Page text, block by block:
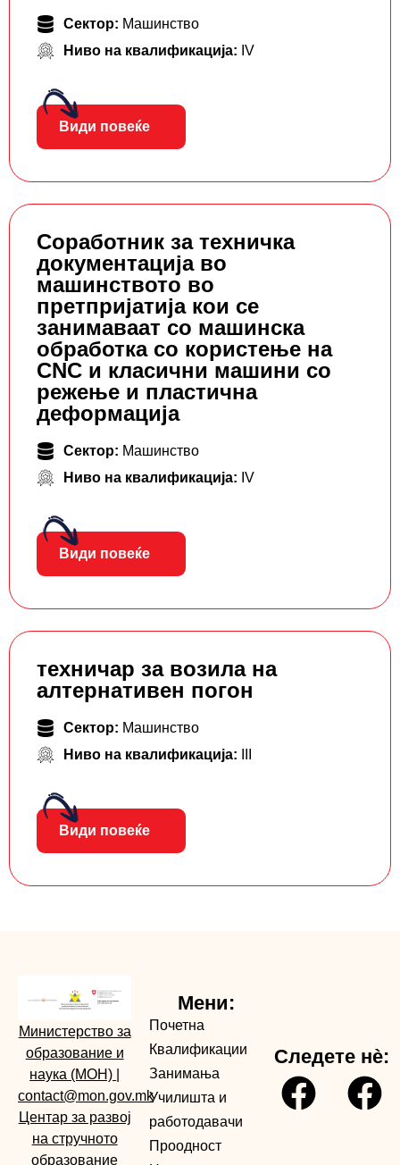
Сектор: Машинство
Ниво на квалификација: IV
Види повеќе
Соработник за техничка
документација во
машинството во
претпријатија кои се
занимаваат со машинска
обработка со користење на
CNC и класични машини со
режење и пластична
деформација
Сектор: Машинство
Ниво на квалификација: IV
Види повеќе
техничар за возила на
алтернативен погон
Сектор: Машинство
Ниво на квалификација:
Види повеќе
Министерство за
образование и
наука (МОН)
contact@mon.gov.mk
Центар за развој
на стручното
образование
Мени:
Почетна
Квалификации
Занимања
Училишта и
работодавачи
Проодност
Следете нè: